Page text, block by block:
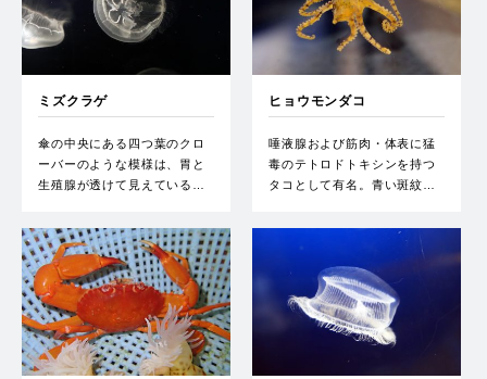
ミズクラゲ
傘の中央にある四つ葉のクロ
ーバーのような模様は、胃と
生殖腺が透けて見えている…
ヒョウモンダコ
唾液腺および筋肉・体表に猛
毒のテトロドトキシンを持つ
タコとして有名。青い斑紋…